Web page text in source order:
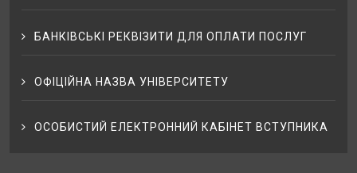
БАНКІВСЬКІ РЕКВІЗИТИ ДЛЯ ОПЛАТИ ПОСЛУГ
ОФІЦІЙНА НАЗВА УНІВЕРСИТЕТУ
ОСОБИСТИЙ ЕЛЕКТРОННИЙ КАБІНЕТ ВСТУПНИКА